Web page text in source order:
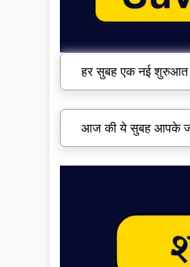
हर सुबह एक नई शुरुआत
आज की ये सुबह आपके